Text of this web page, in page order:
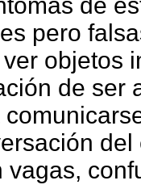
pero
objetos
de ser
vagas,